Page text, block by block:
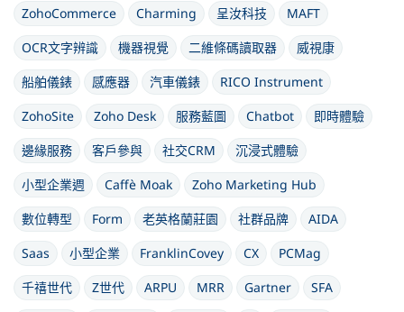
ZohoCommerce
Charming 呈汝科技
MAFT
OCR文字辨識
機器視覺 二維條碼讀取器
威視康
船舶儀錶
感應器 汽車儀錶
RICO Instrument
ZohoSite
Zoho Desk 服務藍圖 Chatbot
即時體驗
邊緣服務
客戶參與 社交CRM
沉浸式體驗
小型企業週
Caffè Moak
Zoho Marketing Hub
數位轉型
Form 老英格蘭莊園 社群品牌
AIDA
Saas
小型企業 FranklinCovey CX
PCMag
千禧世代
Z世代 ARPU MRR Gartner
SFA